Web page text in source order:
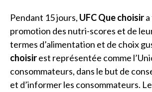
Pendant 15 jours, UFC Que choisir
promotion des nutri-scores et de
termes d’alimentation et de choix
choisirest représentée comme
consommateurs, dans le but de
et d’informer les consommateurs.